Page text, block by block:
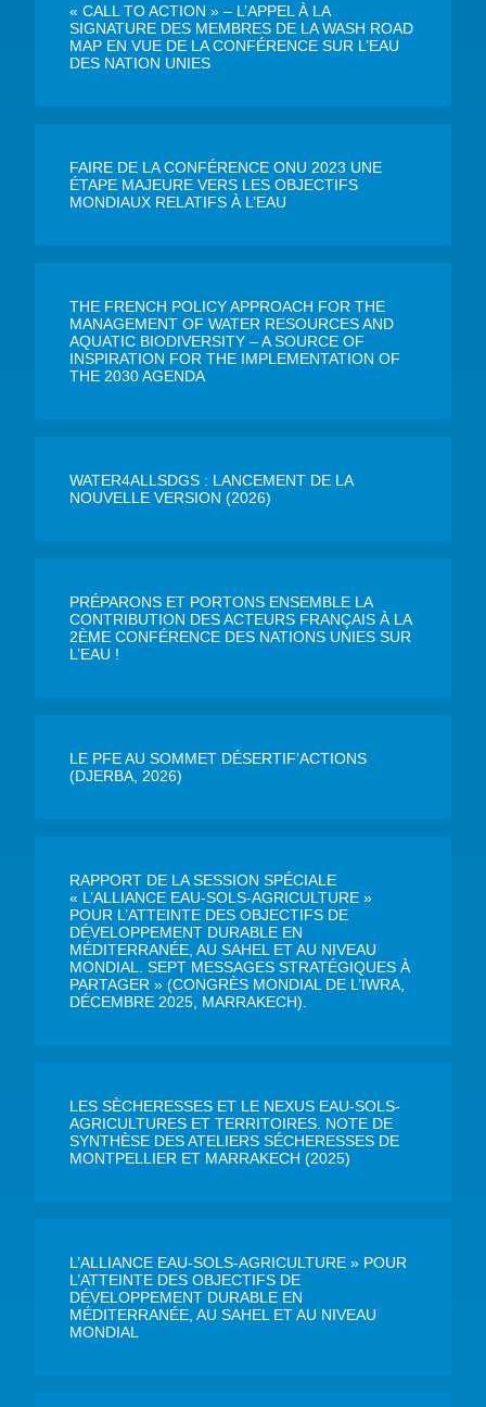
« CALL TO ACTION » – L’APPEL À LA
SIGNATURE DES MEMBRES DE LA WASH ROAD
MAP EN VUE DE LA CONFÉRENCE SUR L’EAU
DES NATION UNIES
FAIRE DE LA CONFÉRENCE ONU 2023 UNE
ÉTAPE MAJEURE VERS LES OBJECTIFS
MONDIAUX RELATIFS À L’EAU
THE FRENCH POLICY APPROACH FOR THE
MANAGEMENT OF WATER RESOURCES AND
AQUATIC BIODIVERSITY – A SOURCE OF
INSPIRATION FOR THE IMPLEMENTATION OF
THE 2030 AGENDA
WATER4ALLSDGS : LANCEMENT DE LA
NOUVELLE VERSION (2026)
PRÉPARONS ET PORTONS ENSEMBLE LA
CONTRIBUTION DES ACTEURS FRANÇAIS À LA
2ÈME CONFÉRENCE DES NATIONS UNIES SUR
L’EAU !
LE PFE AU SOMMET DÉSERTIF’ACTIONS
(DJERBA, 2026)
RAPPORT DE LA SESSION SPÉCIALE
« L’ALLIANCE EAU-SOLS-AGRICULTURE »
POUR L’ATTEINTE DES OBJECTIFS DE
DÉVELOPPEMENT DURABLE EN
MÉDITERRANÉE, AU SAHEL ET AU NIVEAU
MONDIAL. SEPT MESSAGES STRATÉGIQUES À
PARTAGER » (CONGRÈS MONDIAL DE L’IWRA,
DÉCEMBRE 2025, MARRAKECH).
LES SÈCHERESSES ET LE NEXUS EAU-SOLS-
AGRICULTURES ET TERRITOIRES. NOTE DE
SYNTHÈSE DES ATELIERS SÉCHERESSES DE
MONTPELLIER ET MARRAKECH (2025)
L’ALLIANCE EAU-SOLS-AGRICULTURE » POUR
L’ATTEINTE DES OBJECTIFS DE
DÉVELOPPEMENT DURABLE EN
MÉDITERRANÉE, AU SAHEL ET AU NIVEAU
MONDIAL